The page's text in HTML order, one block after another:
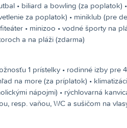
• biliard a bowling (za poplatok)
za poplatok) • miniklub (pre
• minizoo • vodné športy na
a na pláži (zdarma)
1 prístelky • rodinné izby pre
na more (za príplatok) •
nápojmi) • rýchlovarná
resp. vaňou, WC a sušičom na